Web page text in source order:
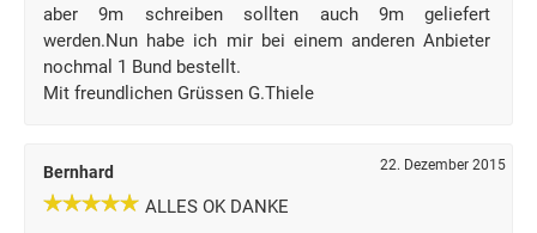
aber 9m schreiben sollten auch 9m geliefert
werden.Nun habe ich mir bei einem anderen Anbieter
nochmal 1 Bund bestellt.
Mit freundlichen Grüssen G.Thiele
Bernhard 22. Dezember 2015
ALLES OK DANKE